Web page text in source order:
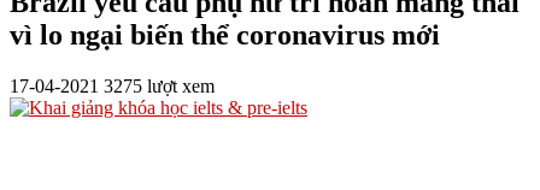
vì lo ngại biến thể coronavirus mới
17-04-2021 3275 lượt xem